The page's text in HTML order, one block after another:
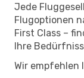
Jede
Flugoptionen
First Class –
Ihre
Wir empfehlen